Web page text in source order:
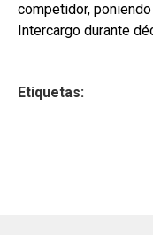
competidor,
Intercargo durante
Etiquetas: